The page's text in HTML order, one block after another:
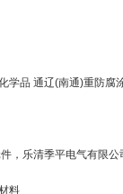
学品 通辽(南通)重防腐
，乐清季平电气有限公
料